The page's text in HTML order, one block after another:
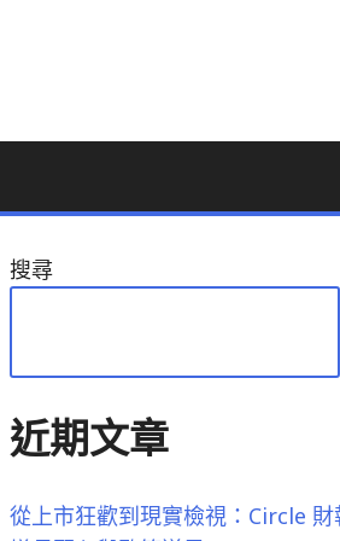
搜尋
近期文章
從上市狂歡到現實檢視：Circle 財